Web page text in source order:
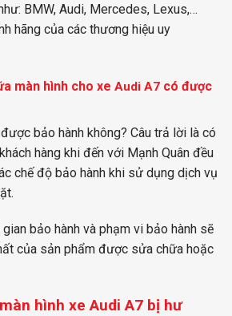
BMW, Audi, Mercedes, Lexus,…
hãng của các thương hiệu uy
màn hình cho xe Audi A7 có được
bảo hành không? Câu trả lời là có
hàng khi đến với Mạnh Quân đều
chế độ bảo hành khi sử dụng dịch vụ
bảo hành và phạm vi bảo hành sẽ
của sản phẩm được sửa chữa hoặc
hình xe Audi A7 bị hư